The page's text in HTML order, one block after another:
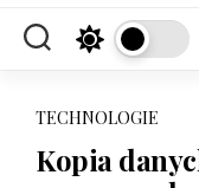
TECHNOLOGIE
Kopia